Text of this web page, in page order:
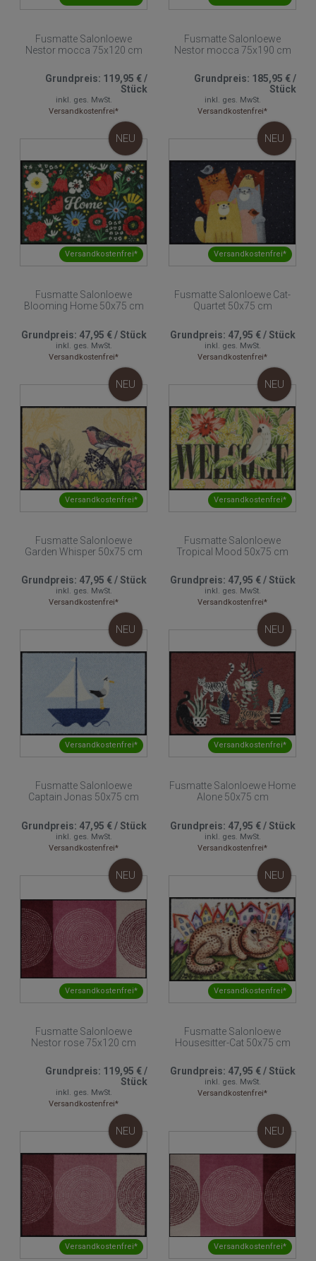
Fusmatte Salonloewe
Nestor mocca 75x120 cm
Grundpreis: 119,95 €/
Stück
inkl. ges. MwSt.
Versandkostenfrei*
Fusmatte Salonloewe
Nestor mocca 75x190 cm
Grundpreis: 185,95 €/
Stück
inkl. ges. MwSt.
Versandkostenfrei*
Versandkostenfrei*
NEU
Fusmatte Salonloewe
Blooming Home 50x75 cm
Grundpreis: 47,95 €/Stück
inkl. ges. MwSt.
Versandkostenfrei*
Versandkostenfrei*
NEU
Fusmatte Salonloewe Cat-
Quartet 50x75 cm
Grundpreis: 47,95 €/Stück
inkl. ges. MwSt.
Versandkostenfrei*
Versandkostenfrei*
NEU
Fusmatte Salonloewe
Garden Whisper 50x75 cm
Grundpreis: 47,95 €/Stück
inkl. ges. MwSt.
Versandkostenfrei*
Versandkostenfrei*
NEU
Fusmatte Salonloewe
Tropical Mood 50x75 cm
Grundpreis: 47,95 €/Stück
inkl. ges. MwSt.
Versandkostenfrei*
Versandkostenfrei*
NEU
Fusmatte Salonloewe
Captain Jonas 50x75 cm
Grundpreis: 47,95 €/Stück
inkl. ges. MwSt.
Versandkostenfrei*
Versandkostenfrei*
NEU
Fusmatte Salonloewe Home
Alone 50x75 cm
Grundpreis: 47,95 €/Stück
inkl. ges. MwSt.
Versandkostenfrei*
Versandkostenfrei*
NEU
Fusmatte Salonloewe
Nestor rose 75x120 cm
Grundpreis: 119,95 €/
Stück
inkl. ges. MwSt.
Versandkostenfrei*
Versandkostenfrei*
NEU
Fusmatte Salonloewe
Housesitter-Cat 50x75 cm
Grundpreis: 47,95 €/Stück
inkl. ges. MwSt.
Versandkostenfrei*
Versandkostenfrei*
NEU
Versandkostenfrei*
NEU